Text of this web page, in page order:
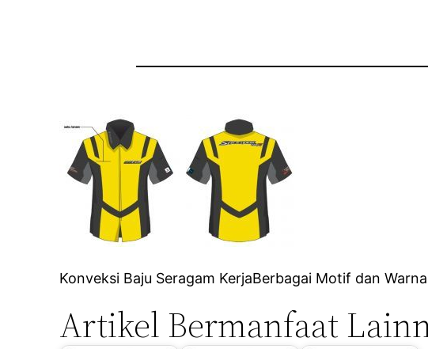
Konveksi Baju Seragam KerjaBerbagai Motif dan
Artikel Bermanfaat